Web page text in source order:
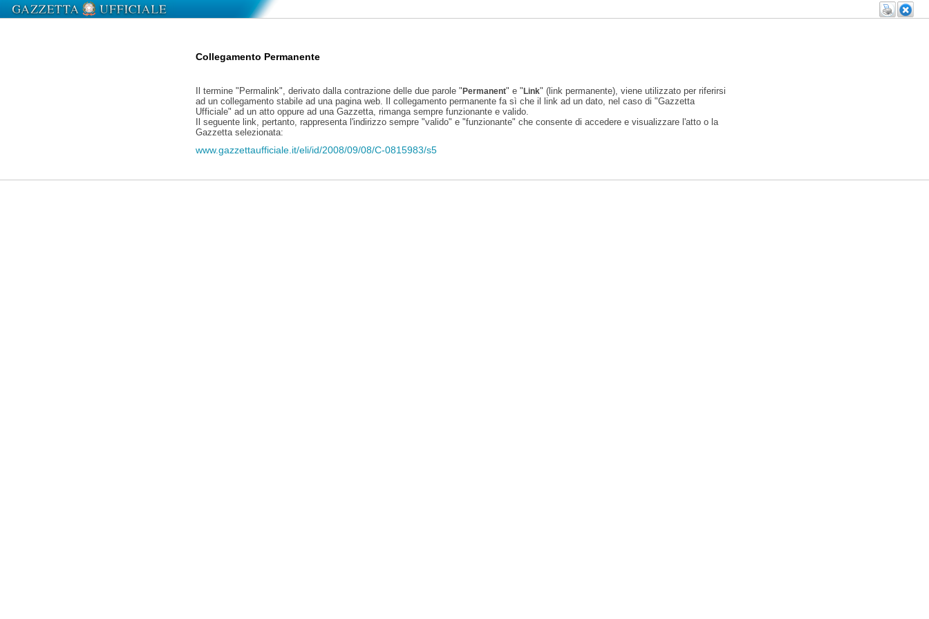
Collegamento Permanente
Il termine "Permalink", derivato dalla contrazione delle due parole "Permanent" e "Link" (link permanente), viene utilizzato per riferirsi
ad un collegamento stabile ad una pagina web. Il collegamento permanente fa sì che il link ad un dato, nel caso di "Gazzetta
Ufficiale" ad un atto oppure ad una Gazzetta, rimanga sempre funzionante e valido.
Il seguente link, pertanto, rappresenta l'indirizzo sempre "valido" e "funzionante" che consente di accedere e visualizzare l'atto o la
Gazzetta selezionata:
www.gazzettaufficiale.it/eli/id/2008/09/08/C-0815983/s5